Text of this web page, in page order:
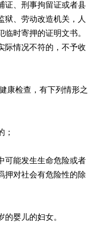
证、刑事拘留证或者县
狱、劳动改造机关，人
时寄押的证明文书。
际情况不符的，不予收
康检查，有下列情形之
；
可能发生生命危险或者
押对社会有危险性的除
的婴儿的妇女。